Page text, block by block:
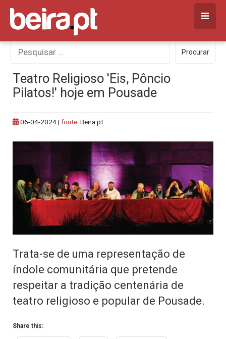
Skip
content
Procurar
por:
Procurar
Teatro Religioso 'Eis, Pôncio
Pilatos!' hoje em Pousade
06-04-2024| fonte: Beira.pt
Trata-se de uma representação de
índole comunitária que pretende
respeitar a tradição centenária de
teatro religioso e popular de Pousade.
Share this: